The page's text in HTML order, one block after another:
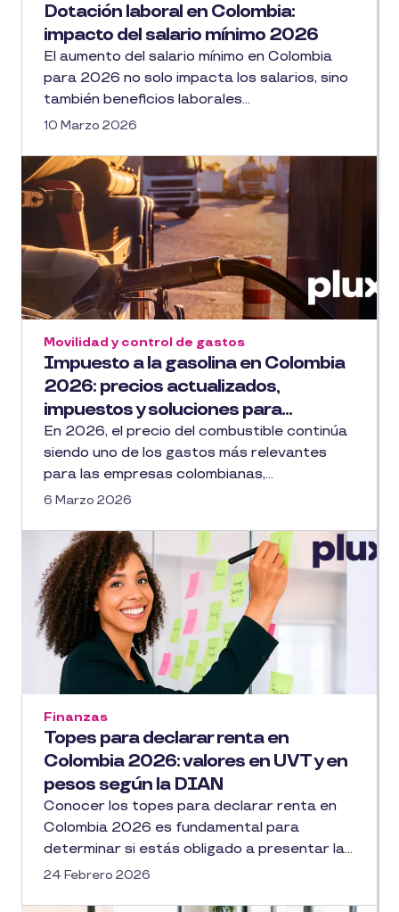
Dotación laboral en Colombia:
impacto del salario mínimo 2026
El aumento del salario mínimo en Colombia
para 2026 no solo impacta los salarios, sino
también beneficios laborales...
10 Marzo 2026
Impuesto a la gasolina en Colombia
2026: precios actualizados,
impuestos y soluciones para...
Movilidad y control de gastos
En 2026, el precio del combustible continúa
siendo uno de los gastos más relevantes
para las empresas colombianas,...
6 Marzo 2026
Topes para declarar renta en
Colombia 2026: valores en UVT y en
pesos según la DIAN
Finanzas
Conocer los topes para declarar renta en
Colombia 2026 es fundamental para
determinar si estás obligado a presentar la...
24 Febrero 2026